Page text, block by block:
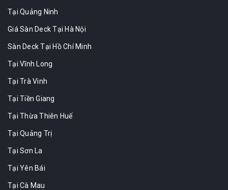
Tại Quảng Ninh
Giá Sàn Deck Tại Hà Nội
Sàn Deck Tại Hồ Chí Minh
Tại Vĩnh Long
Tại Trà Vinh
Tại Tiền Giang
Tại Thừa Thiên Huế
Tại Quảng Trị
Tại Sơn La
Tại Yên Bái
Tại Cà Mau